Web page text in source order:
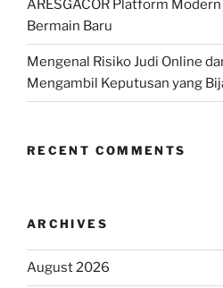
ARESGACOR Platform
Bermain Baru
Mengenal Risiko Judi Online
Mengambil Keputusan yang
RECENT COMMENTS
ARCHIVES
August 2026